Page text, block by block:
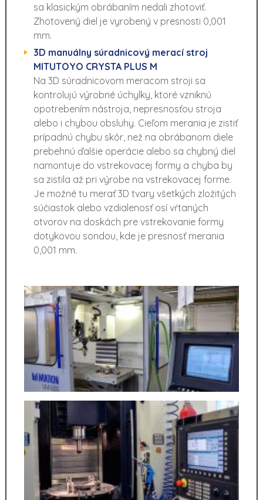
sa klasickým obrábaním nedali zhotoviť.
Zhotovený diel je vyrobený v presnosti 0,001
mm.
3D manuálny súradnicový merací stroj
MITUTOYO CRYSTA PLUS M
Na 3D súradnicovom meracom stroji sa
kontrolujú výrobné úchylky, ktoré vzniknú
opotrebením nástroja, nepresnosťou stroja
alebo i chybou obsluhy. Cieľom merania je zistiť
prípadnú chybu skôr, než na obrábanom diele
prebehnú ďalšie operácie alebo sa chybný diel
namontuje do vstrekovacej formy a chyba by
sa zistila až pri výrobe na vstrekovacej forme.
Je možné tu merať 3D tvary všetkých zložitých
súčiastok alebo vzdialenosť osí vŕtaných
otvorov na doskách pre vstrekovanie formy
dotykovou sondou, kde je presnosť merania
0,001 mm.